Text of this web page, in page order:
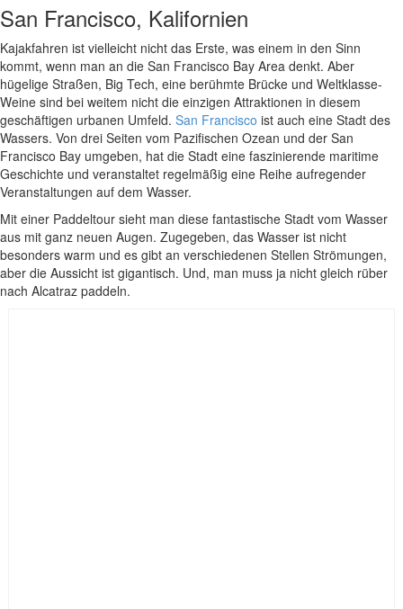
San Francisco, Kalifornien
Kajakfahren ist vielleicht nicht das Erste, was einem in den Sinn
kommt, wenn man an die San Francisco Bay Area denkt. Aber
hügelige Straßen, Big Tech, eine berühmte Brücke und Weltklasse-
Weine sind bei weitem nicht die einzigen Attraktionen in diesem
geschäftigen urbanen Umfeld. San Francisco ist auch eine Stadt des
Wassers. Von drei Seiten vom Pazifischen Ozean und der San
Francisco Bay umgeben, hat die Stadt eine faszinierende maritime
Geschichte und veranstaltet regelmäßig eine Reihe aufregender
Veranstaltungen auf dem Wasser.
Mit einer Paddeltour sieht man diese fantastische Stadt vom Wasser
aus mit ganz neuen Augen. Zugegeben, das Wasser ist nicht
besonders warm und es gibt an verschiedenen Stellen Strömungen,
aber die Aussicht ist gigantisch. Und, man muss ja nicht gleich rüber
nach Alcatraz paddeln.